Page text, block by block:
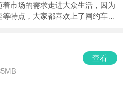
市场的需求走进大众生活，因为
特点，大家都喜欢上了网约车，
么随着小
查看